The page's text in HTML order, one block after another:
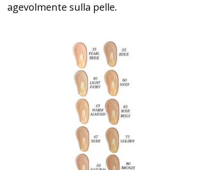
agevolmente sulla pelle.